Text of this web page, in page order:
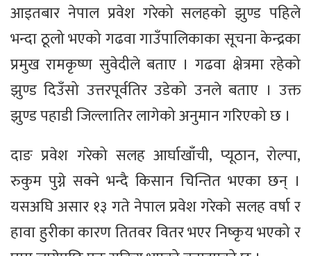
आइतबार नेपाल प्रवेश गरेको सलहको झुण्ड पहिले
भन्दा ठूलो भएको गढवा गाउँपालिकाका सूचना केन्द्रका
प्रमुख रामकृष्ण सुवेदीले बताए । गढवा क्षेत्रमा रहेको
झुण्ड दिउँसो उत्तरपूर्वतिर उडेको उनले बताए । उक्त
झुण्ड पहाडी जिल्लातिर लागेको अनुमान गरिएको छ ।
दाङ प्रवेश गरेको सलह आर्घाखाँची, प्यूठान, रोल्पा,
रुकुम पुग्ने सक्ने भन्दै किसान चिन्तित भएका छन् ।
यसअघि असार १३ गते नेपाल प्रवेश गरेको सलह वर्षा र
हावा हुरीका कारण तितवर वितर भएर निष्कृय भएको र